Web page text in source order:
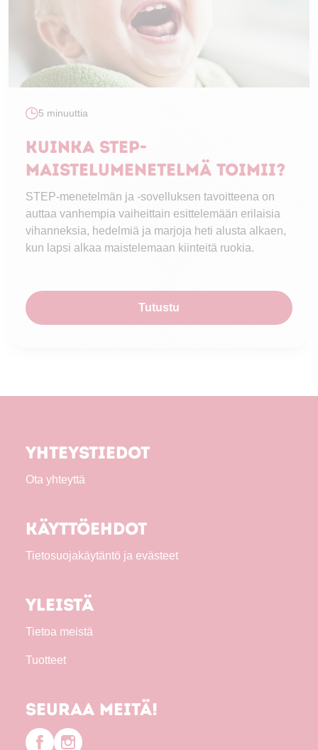
5 minuuttia
Kuinka STEP-
maistelumenetelmä toimii?
STEP-menetelmän ja -sovelluksen tavoitteena on
auttaa vanhempia vaiheittain esittelemään erilaisia
vihanneksia, hedelmiä ja marjoja heti alusta alkaen,
kun lapsi alkaa maistelemaan kiinteitä ruokia.
Tutustu
Yhteystiedot
Ota yhteyttä
Käyttöehdot
Tietosuojakäytäntö ja evästeet
Yleistä
Tietoa meistä
Tuotteet
Seuraa meitä!